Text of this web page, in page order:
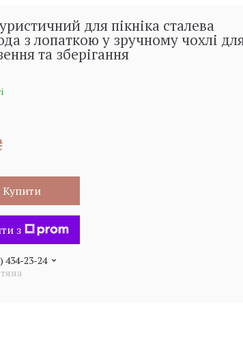
для пікніка сталева
з лопаткою у зручному чохлі
та зберігання
Купити
з
434-23-24